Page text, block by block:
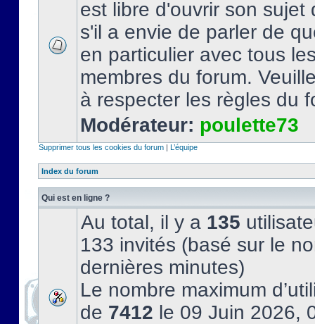
est libre d'ouvrir son sujet
s'il a envie de parler de
en particulier avec tous
membres du forum.
à respecter les règles du
Modérateur: poulette73
Supprimer tous les cookies du forum | L’équipe
Index du forum
Qui est en ligne ?
Au total, il y a 135
133 invités (basé sur le
dernières minutes)
Le nombre maximum
de 7412 le 09 Juin 2026,